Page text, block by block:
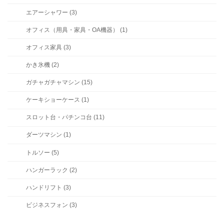
エアーシャワー (3)
オフィス（用具・家具・OA機器） (1)
オフィス家具 (3)
かき氷機 (2)
ガチャガチャマシン (15)
ケーキショーケース (1)
スロット台・パチンコ台 (11)
ダーツマシン (1)
トルソー (5)
ハンガーラック (2)
ハンドリフト (3)
ビジネスフォン (3)